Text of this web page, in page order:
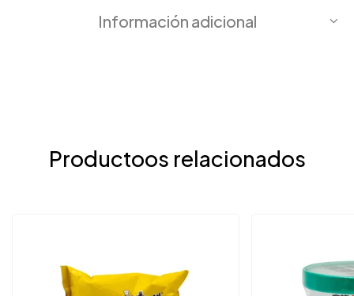
Información adicional
Productoos relacionados